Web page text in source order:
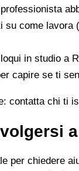
su come lavora
in studio a
capire se ti
contatta chi ti
per chiedere